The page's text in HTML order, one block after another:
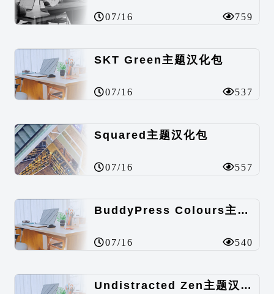
07/16 759
SKT Green主题汉化包
07/16 537
Squared主题汉化包
07/16 557
BuddyPress Colours主题汉化包
07/16 540
Undistracted Zen主题汉化包